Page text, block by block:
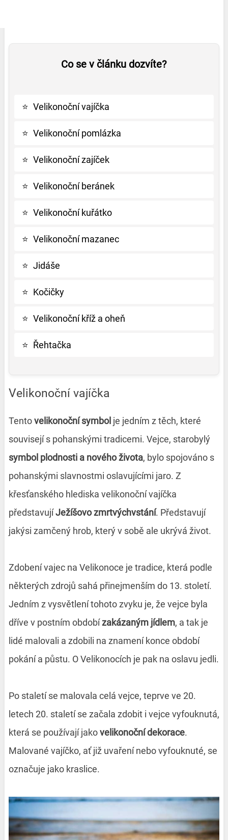
Co se v článku dozvíte?
⭐ Velikonoční vajíčka
⭐ Velikonoční pomlázka
⭐ Velikonoční zajíček
⭐ Velikonoční beránek
⭐ Velikonoční kuřátko
⭐ Velikonoční mazanec
⭐ Jidáše
⭐ Kočičky
⭐ Velikonoční kříž a oheň
⭐ Řehtačka
Velikonoční vajíčka
Tentovelikonoční symbol je jedním z těch, které
souvisejí s pohanskými tradicemi. Vejce, starobylý
symbol plodnosti a nového života, bylo spojováno s
pohanskými slavnostmi oslavujícími jaro. Z
křesťanského hlediska velikonoční vajíčka
představujíJežíšovo zmrtvýchvstání. Představují
jakýsi zamčený hrob, který v sobě ale ukrývá život.
Zdobení vajec na Velikonoce je tradice, která podle
některých zdrojů sahá přinejmenším do 13. století.
Jedním z vysvětlení tohoto zvyku je, že vejce byla
dříve v postním obdobízakázaným jídlem, a tak je
lidé malovali a zdobili na znamení konce období
pokání a půstu. O Velikonocích je pak na oslavu jedli.
Po staletí se malovala celá vejce, teprve ve 20.
letech 20. staletí se začala zdobit i vejce vyfouknutá,
která se používají jakovelikonoční dekorace.
Malované vajíčko, ať již uvaření nebo vyfouknuté, se
označuje jako kraslice.